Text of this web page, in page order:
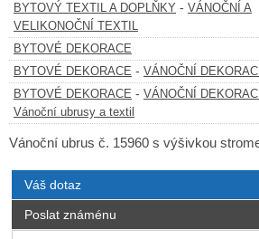
BYTOVÝ TEXTIL A DOPLŇKY - VÁNOČNÍ A
VELIKONOČNÍ TEXTIL
BYTOVÉ DEKORACE
BYTOVÉ DEKORACE - VÁNOČNÍ
BYTOVÉ DEKORACE - VÁNOČNÍ
Vánoční ubrusy a textil
Vánoční ubrus č. 15960 s výšivkou
Váš dotaz
Poslat známénu